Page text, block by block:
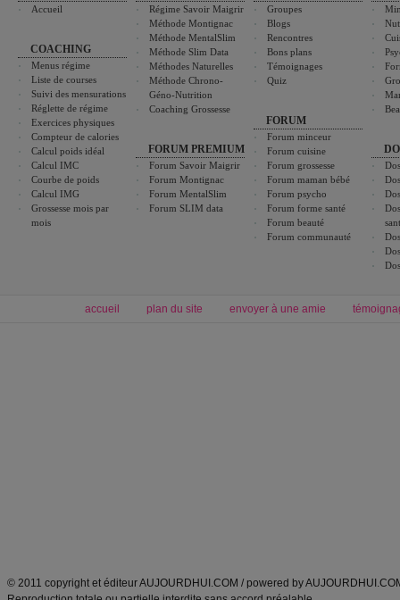
Accueil
COACHING
Menus régime
Liste de courses
Suivi des mensurations
Réglette de régime
Exercices physiques
Compteur de calories
Calcul poids idéal
Calcul IMC
Courbe de poids
Calcul IMG
Grossesse mois par
mois
Régime Savoir Maigrir
Méthode Montignac
Méthode MentalSlim
Méthode Slim Data
Méthodes Naturelles
Méthode Chrono-
Géno-Nutrition
Coaching Grossesse
FORUM PREMIUM
Forum Savoir Maigrir
Forum Montignac
Forum MentalSlim
Forum SLIM data
Groupes
Blogs
Rencontres
Bons plans
Témoignages
Quiz
FORUM
Forum minceur
Forum cuisine
Forum grossesse
Forum maman bébé
Forum psycho
Forum forme santé
Forum beauté
Forum communauté
accueil plan du site envoyer à une amie
© 2011 copyright et éditeur AUJOURDHUI.COM / powered by